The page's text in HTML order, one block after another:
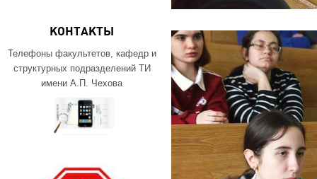
КОНТАКТЫ
Телефоны факультетов, кафедр и
структурных подразделений ТИ
имени А.П. Чехова